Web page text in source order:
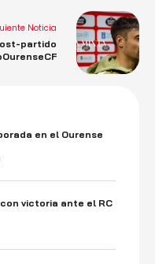
Noticia
partido
en el Ourense
victoria ante el RC